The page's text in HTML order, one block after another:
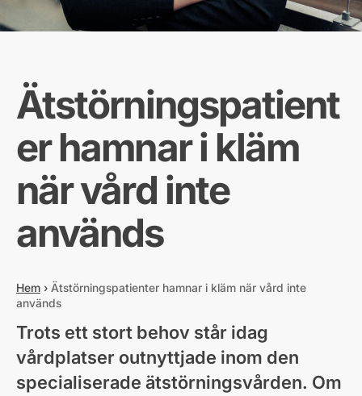
Ätstörningspatient
er hamnar i kläm
när vård inte
används
Hem › Ätstörningspatienter hamnar i kläm när vård inte
används
Trots ett stort behov står idag
vårdplatser outnyttjade inom den
specialiserade ätstörningsvården. Om